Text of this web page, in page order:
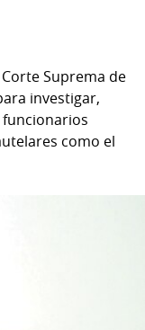
Suprema de
investigar,
como el